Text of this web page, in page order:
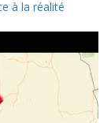
à la réalité